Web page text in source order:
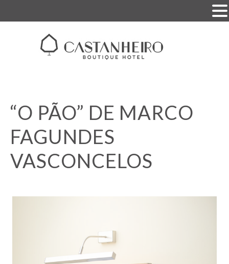
“O PÃO” DE MARCO
FAGUNDES
VASCONCELOS